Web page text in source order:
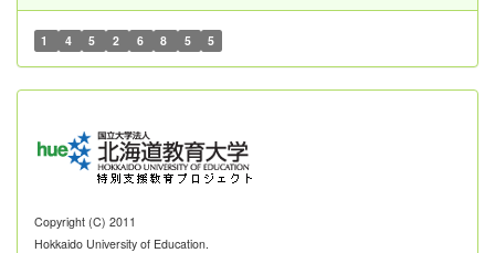
1 4 5 2 6 8 5 5
Copyright (C) 2011
Hokkaido University of Education.